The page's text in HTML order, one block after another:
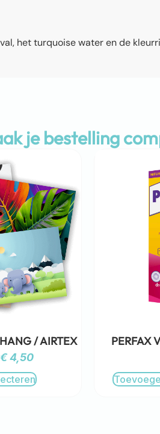
het turquoise water en de
je bestelling
/ AIRTEX
€4,50
PERFAX